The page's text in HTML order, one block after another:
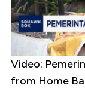
Video:
from Home